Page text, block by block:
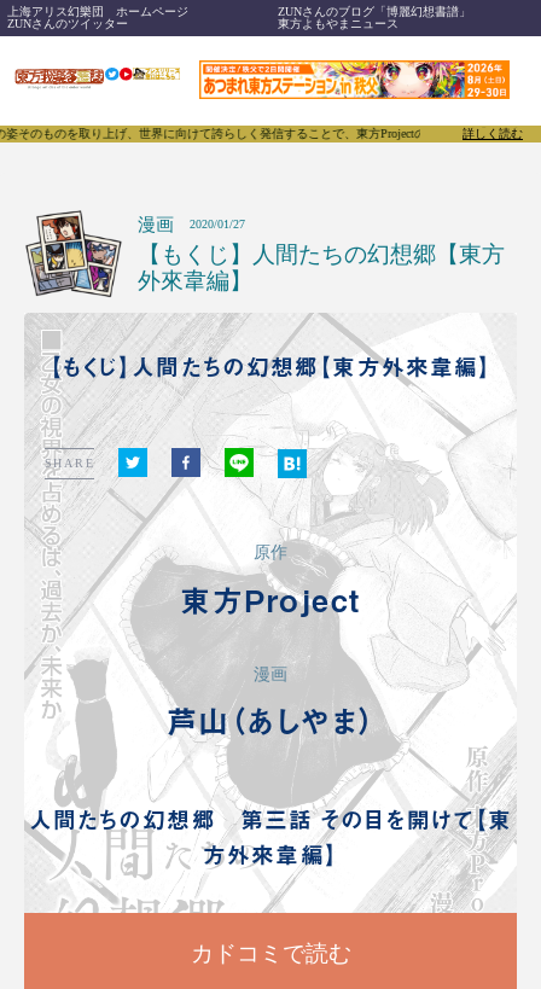
上海アリス幻樂団 ホームページ
ZUNさんのブログ「博麗幻想書譜」
ZUNさんのツイッター
東方よもやまニュース
けて誇らしく発信することで、東方Projectのみならず「同人文化」そのものをさらに刺激する
詳しく読む
漫画 2020/01/27
【もくじ】人間たちの幻想郷【東方
外來韋編】
【もくじ】人間たちの幻想郷【東方外來韋編】
SHARE
原作
東方Project
漫画
芦山（あしやま）
人間たちの幻想郷 第三話 その目を開けて【東
方外來韋編】
カドコミで読む